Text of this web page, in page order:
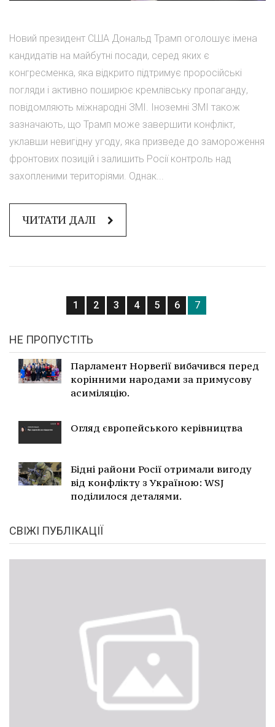
Новий президент США Дональд Трамп оголошує імена
кандидатів на майбутні посади, серед яких є
конгресменка, яка відкрито підтримує проросійські
погляди і активно поширює кремлівську пропаганду,
повідомляють міжнародні ЗМІ. Іноземні ЗМІ також
зазначають, що Трамп може завершити конфлікт,
уклавши невигідну угоду, яка призведе до замороження
фронтових позицій і залишить Росії контроль над
захопленими територіями. Однак...
ЧИТАТИ ДАЛІ
1 2 3 4 5 6 7
НЕ ПРОПУСТІТЬ
Парламент Норвегії вибачився перед
корінними народами за примусову
асиміляцію.
Огляд європейського керівництва
Бідні райони Росії отримали вигоду
від конфлікту з Україною: WSJ
поділилося деталями.
СВІЖІ ПУБЛІКАЦІЇ